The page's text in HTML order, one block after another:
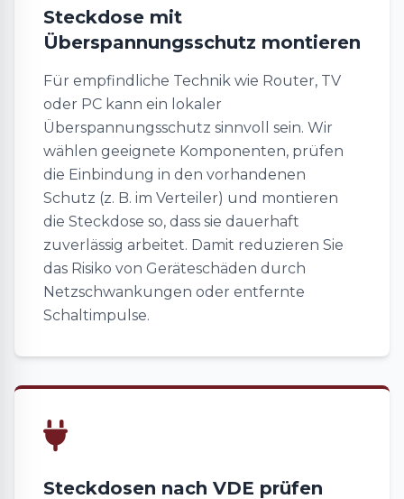
Steckdose mit
Überspannungsschutz montieren
Für empfindliche Technik wie Router, TV
oder PC kann ein lokaler
Überspannungsschutz sinnvoll sein. Wir
wählen geeignete Komponenten, prüfen
die Einbindung in den vorhandenen
Schutz (z. B. im Verteiler) und montieren
die Steckdose so, dass sie dauerhaft
zuverlässig arbeitet. Damit reduzieren Sie
das Risiko von Geräteschäden durch
Netzschwankungen oder entfernte
Schaltimpulse.
Steckdosen nach VDE prüfen